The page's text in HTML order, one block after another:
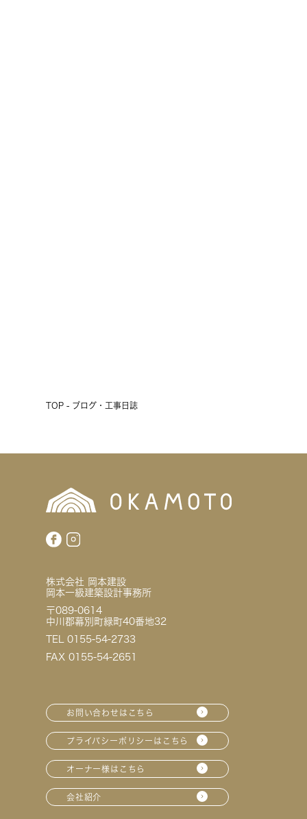
TOP - ブログ・工事日誌
株式会社 岡本建設
岡本一級建築設計事務所
〒089-0614
中川郡幕別町緑町40番地32
TEL 0155-54-2733
FAX 0155-54-2651
お問い合わせはこちら
プライバシーポリシーはこちら
オーナー様はこちら
会社紹介